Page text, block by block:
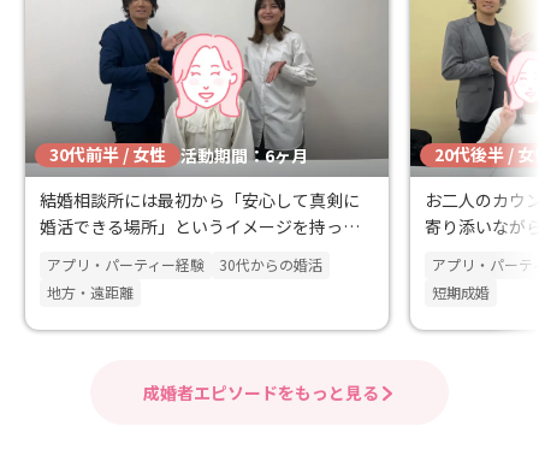
30代前半 / 女性 活動期間：6ヶ月
結婚相談所には最初から「安心して真剣に
婚活できる場所」というイメージを持って
いました。
アプリ・パーティー経験
30代からの婚活
地方・遠距離
20代後半 / 女
お二人のカウ
寄り添いなが
サポートし
アプリ・パーテ
短期成婚
成婚者エピソードをもっと見る